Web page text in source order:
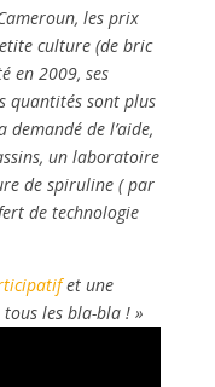
les prix
culture (de bric
en 2009, ses
quantités sont plus
demandé de l’aide,
un laboratoire
de spiruline ( par
de technologie
et une
les bla-bla ! »